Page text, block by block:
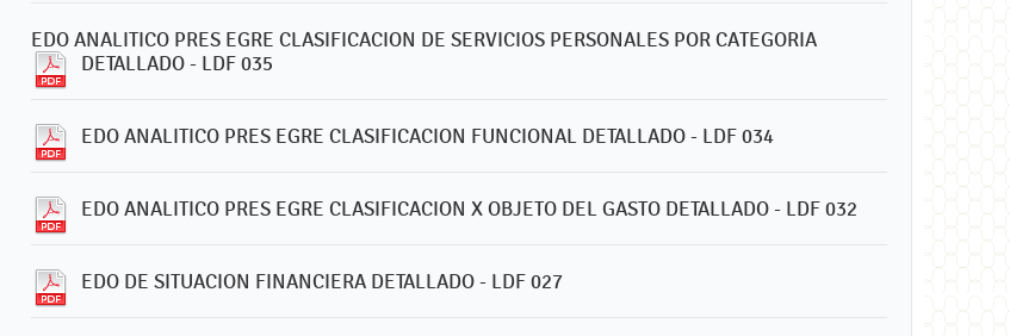
EDO ANALITICO PRES EGRE CLASIFICACION DE SERVICIOS PERSONALES POR CATEGORIA
DETALLADO - LDF 035
EDO ANALITICO PRES EGRE CLASIFICACION FUNCIONAL DETALLADO - LDF 034
EDO ANALITICO PRES EGRE CLASIFICACION X OBJETO DEL GASTO DETALLADO - LDF 032
EDO DE SITUACION FINANCIERA DETALLADO - LDF 027